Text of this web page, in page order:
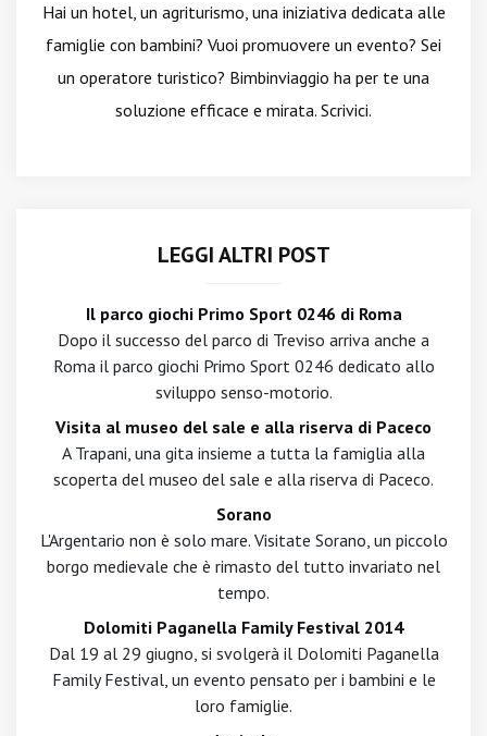
Hai un hotel, un agriturismo, una iniziativa dedicata alle
famiglie con bambini? Vuoi promuovere un evento? Sei
un operatore turistico? Bimbinviaggio ha per te una
soluzione efficace e mirata. Scrivici.
LEGGI ALTRI POST
Il parco giochi Primo Sport 0246 di Roma
Dopo il successo del parco di Treviso arriva anche a
Roma il parco giochi Primo Sport 0246 dedicato allo
sviluppo senso-motorio.
Visita al museo del sale e alla riserva di Paceco
A Trapani, una gita insieme a tutta la famiglia alla
scoperta del museo del sale e alla riserva di Paceco.
Sorano
L'Argentario non è solo mare. Visitate Sorano, un piccolo
borgo medievale che è rimasto del tutto invariato nel
tempo.
Dolomiti Paganella Family Festival 2014
Dal 19 al 29 giugno, si svolgerà il Dolomiti Paganella
Family Festival, un evento pensato per i bambini e le
loro famiglie.